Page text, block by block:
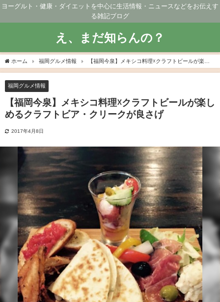
ヨーグルト・健康・ダイエットを中心に生活情報・ニュースなどをお伝えす
る雑記ブログ
え、まだ知らんの？
ホーム 福岡グルメ情報
【福岡今泉】メキシコ料理☓クラフトビールが楽し
めるクラフトビア・クリークが良さげ
福岡グルメ情報
【福岡今泉】メキシコ料理☓クラフトビールが楽し
めるクラフトビア・クリークが良さげ
2017年4月8日